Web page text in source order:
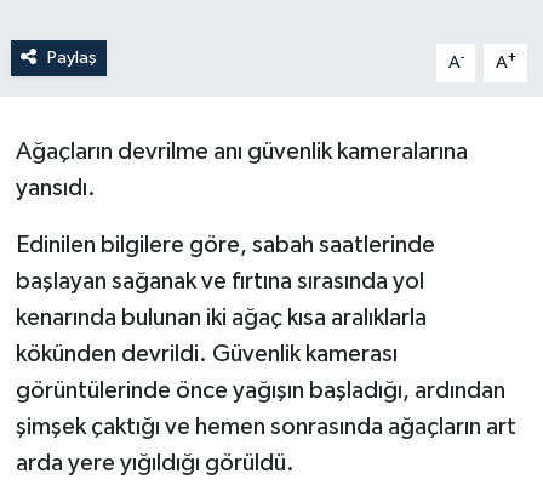
Paylaş A- A+
Ağaçların devrilme anı güvenlik kameralarına
yansıdı.
Edinilen bilgilere göre, sabah saatlerinde
başlayan sağanak ve fırtına sırasında yol
kenarında bulunan iki ağaç kısa aralıklarla
kökünden devrildi. Güvenlik kamerası
görüntülerinde önce yağışın başladığı, ardından
şimşek çaktığı ve hemen sonrasında ağaçların art
arda yere yığıldığı görüldü.